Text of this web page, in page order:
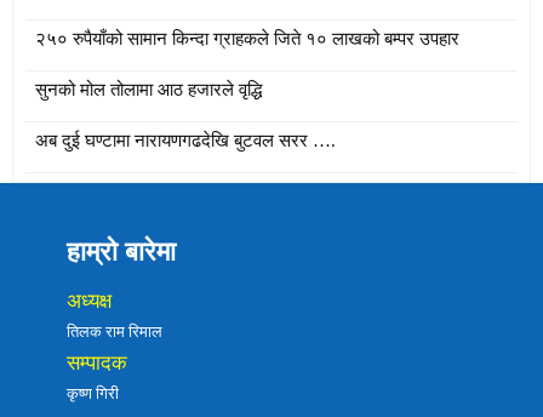
२५० रुपैयाँको सामान किन्दा ग्राहकले जिते १० लाखको बम्पर उपहार
सुनको मोल तोलामा आठ हजारले वृद्धि
अब दुई घण्टामा नारायणगढदेखि बुटवल सरर ….
हाम्रो बारेमा
अध्यक्ष
तिलक राम रिमाल
सम्पादक
कृष्ण गिरी